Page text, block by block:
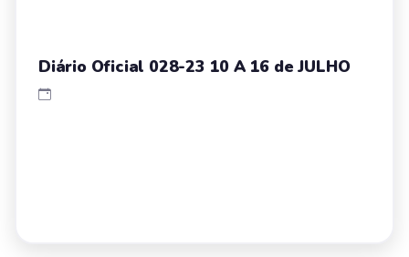
Diário Oficial 028-23 10 A 16 de JULHO